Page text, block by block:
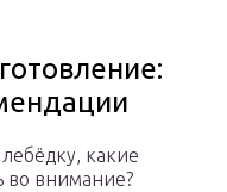
какие
во внимание?